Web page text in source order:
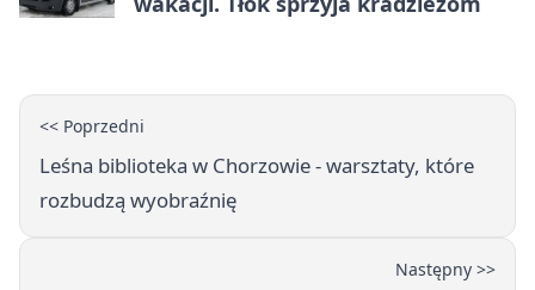
<< Poprzedni
Leśna biblioteka w Chorzowie - warsztaty, które
rozbudzą wyobraźnię
Następny >>